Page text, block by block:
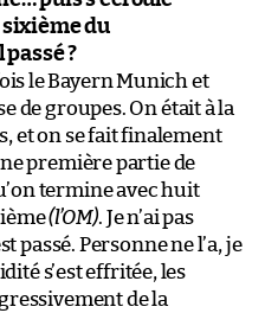
du
?
le Bayern Munich et
de groupes. On était à la
et on se fait finalement
première partie de
termine avec huit
(l’OM). Je n’ai pas
passé. Personne ne l’a, je
s’est effritée, les
de la